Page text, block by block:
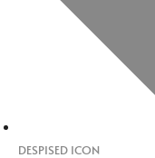
DESPISED ICON